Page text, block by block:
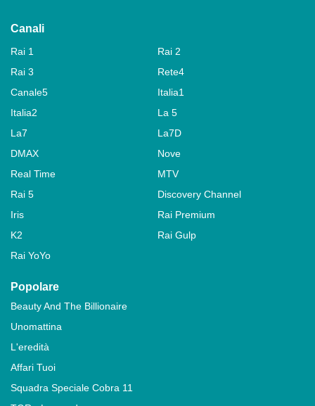
Canali
Rai 1
Rai 2
Rai 3
Rete4
Canale5
Italia1
Italia2
La 5
La7
La7D
DMAX
Nove
Real Time
MTV
Rai 5
Discovery Channel
Iris
Rai Premium
K2
Rai Gulp
Rai YoYo
Popolare
Beauty And The Billionaire
Unomattina
L'eredità
Affari Tuoi
Squadra Speciale Cobra 11